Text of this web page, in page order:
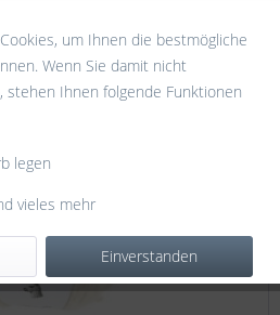
mehr erfahren »um Ihnen die bestmögliche
Wenn Sie damit nicht
stehen Ihnen folgende Funktionen
legen
vieles mehr
Einverstanden